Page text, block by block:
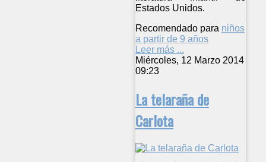
Estados Unidos.
Recomendado para niños
a partir de 9 años
Leer más ...
Miércoles, 12 Marzo 2014
09:23
La telaraña de
Carlota